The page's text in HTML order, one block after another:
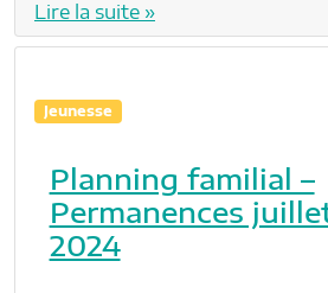
Lire la suite »
Jeunesse
Planning familial –
Permanences
2024